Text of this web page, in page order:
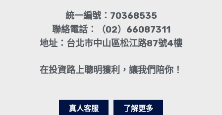
統一編號：70368535
聯絡電話：（02）66087311
地址：台北市中山區松江路87號4樓
在投資路上聰明獲利，讓我們陪你！
真人客服 了解更多